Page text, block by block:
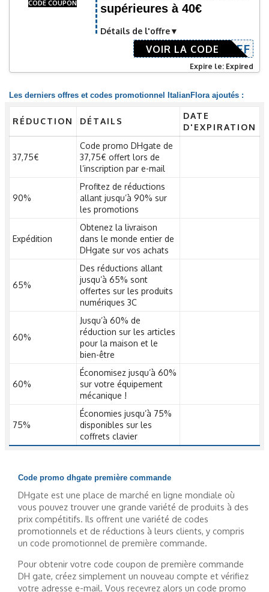
CODE COUPON
supérieures à 40€
Détails de l'offre
5DEC4OFF
VOIR LA CODE
Expire le: Expired
Les derniers offres et codes promotionnel ItalianFlora ajoutés :
RÉDUCTION DÉTAILS
DATE
D'EXPIRATION
37,75€
Code promo DHgate de
37,75€ offert lors de
l’inscription par e-mail
90%
Profitez de réductions
allant jusqu’à 90% sur
les promotions
Expédition
Obtenez la livraison
dans le monde entier de
DHgate sur vos achats
65%
Des réductions allant
jusqu’à 65% sont
offertes sur les produits
numériques 3C
60%
Jusqu’à 60% de
réduction sur les articles
pour la maison et le
bien-être
60%
Économisez jusqu’à 60%
sur votre équipement
mécanique !
75%
Économies jusqu’à 75%
disponibles sur les
coffrets clavier
Code promo dhgate première commande
DHgate est une place de marché en ligne mondiale où
vous pouvez trouver une grande variété de produits à des
prix compétitifs. Ils offrent une variété de codes
promotionnels et de réductions à leurs clients, y compris
un code promotionnel de première commande.
Pour obtenir votre code coupon de première commande
DH gate, créez simplement un nouveau compte et vérifiez
votre adresse e-mail. Vous recevrez alors un code promo